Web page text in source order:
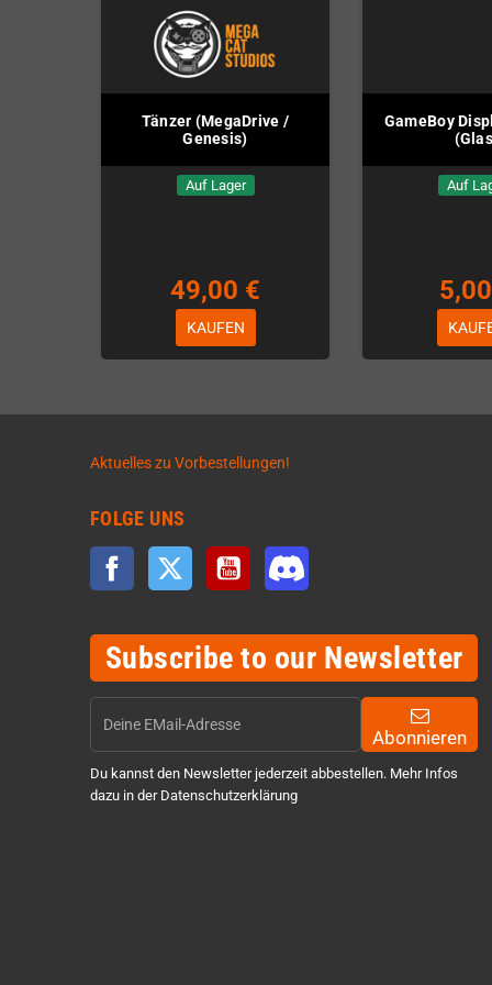
Tänzer (MegaDrive /
Genesis)
Auf Lager
49,00 €
KAUFEN
GameBoy
Auf
Aktuelles zu Vorbestellungen!
FOLGE UNS
Facebook Twitter YouTube
Subscribe to our Newsletter
Abonnieren
Du kannst den Newsletter jederzeit abbestellen. Mehr Infos
dazu in der Datenschutzerklärung